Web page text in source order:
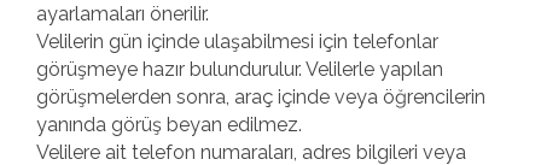
ayarlamaları önerilir.
Velilerin gün içinde ulaşabilmesi için telefonlar
görüşmeye hazır bulundurulur. Velilerle yapılan
görüşmelerden sonra, araç içinde veya öğrencilerin
yanında görüş beyan edilmez.
Velilere ait telefon numaraları, adres bilgileri veya